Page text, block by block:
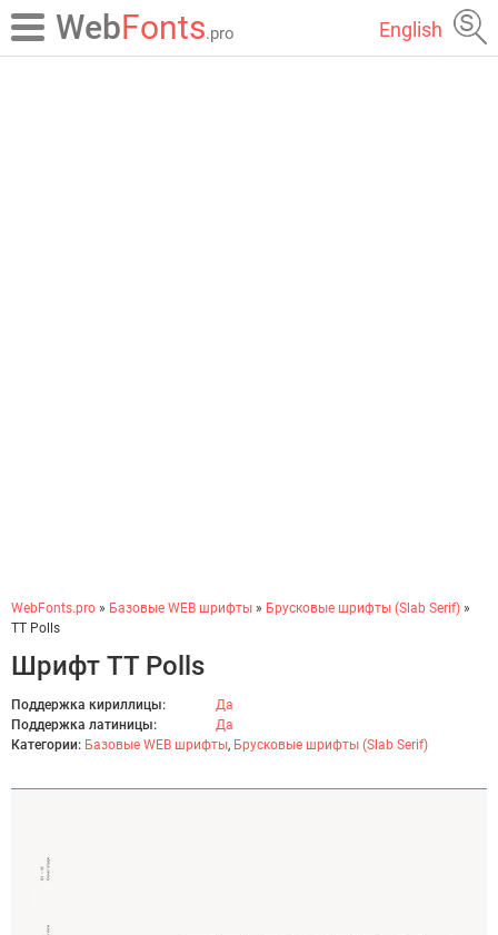
WebFonts.pro English
WebFonts.pro » Базовые WEB шрифты » Брусковые шрифты (Slab Serif) »
TT Polls
Шрифт TT Polls
Поддержка кириллицы:
Да
Поддержка латиницы:
Да
Категории: Базовые WEB шрифты, Брусковые шрифты (Slab Serif)